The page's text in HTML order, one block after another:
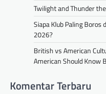
Twilight and Thunder
Siapa Klub Paling
2026?
British vs American
American Should Know
Komentar Terbaru